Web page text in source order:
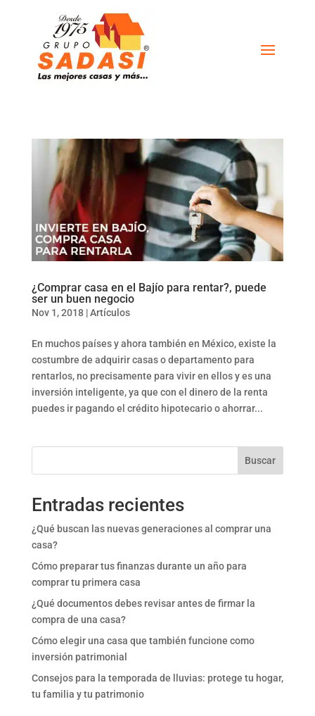
¿Comprar casa en el Bajío para rentar?, puede
ser un buen negocio
Nov 1, 2018|Artículos
En muchos países y ahora también en México, existe la
costumbre de adquirir casas o departamento para
rentarlos, no precisamente para vivir en ellos y es una
inversión inteligente, ya que con el dinero de la renta
puedes ir pagando el crédito hipotecario o ahorrar...
Buscar
Entradas recientes
¿Qué buscan las nuevas generaciones al comprar una
casa?
Cómo preparar tus finanzas durante un año para
comprar tu primera casa
¿Qué documentos debes revisar antes de firmar la
compra de una casa?
Cómo elegir una casa que también funcione como
inversión patrimonial
Consejos para la temporada de lluvias: protege tu hogar,
tu familia y tu patrimonio